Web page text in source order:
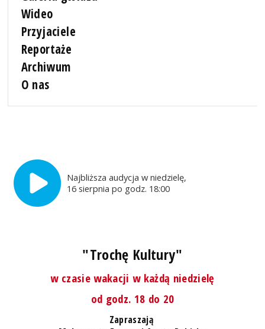
Wideo
Przyjaciele
Reportaże
Archiwum
O nas
Najbliższa audycja w niedzielę,
16 sierpnia po godz. 18:00
"Trochę Kultury"
w czasie wakacji w każdą niedzielę
od godz. 18 do 20
Zapraszają